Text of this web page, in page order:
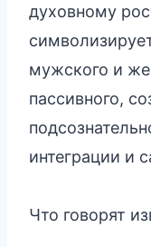
духовному
мужского и
пассивного,
интеграции и
Что говорят